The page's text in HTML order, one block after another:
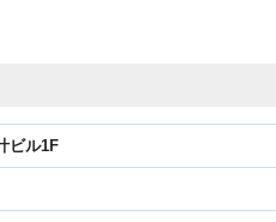
ビル1F